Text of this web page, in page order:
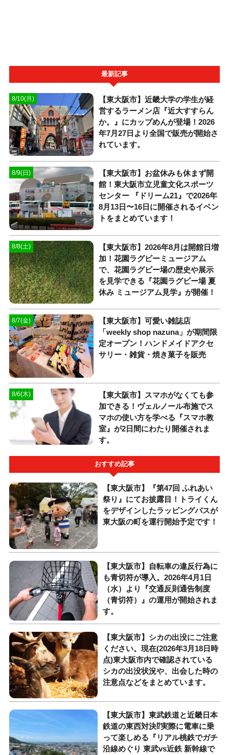
最新記事
8/10(月)
【東大阪市】近畿大学の学生が経
営するラーメン店『近大すすらん
か。』にカップめんが登場！2026
年7月27日より全国で販売が開始さ
れています。
8/9(日)
【東大阪市】お盆休みも休まず開
館！東大阪市立児童文化スポーツ
センター 『ドリーム21』で2026年
8月13日〜16日に開催されるイベン
トをまとめています！
8/8(土)
【東大阪市】2026年8月は開館日増
加！花園ラグビーミュージアム
で、花園ラグビー場の歴史や展示
を見学できる『花園ラグビー場 夏
休み ミュージアム見学』が開催！
8/7(金)
【東大阪市】可愛い雑誌店
「weekly shop nazuna」が期間限
定オープン！ハンドメイドアクセ
サリー・雑貨・焼き菓子を販売
8/6(木)
【東大阪市】スマホがなくても参
加できる！ヴェルノール布施でス
マホの使い方を学べる『スマホ教
室』が2日間にわたり開催されま
す。
おすすめ記事
【東大阪市】『第47回 ふれあい
祭り』にてお披露目！トライくん
をデザインしたラッピングバスが
東大阪の町を運行開始予定です！
【東大阪市】自転車の違反行為に
も青切符が導入。2026年4月1日
（水）より『交通反則通告制度
（青切符）』の運用が開始されま
す。
【東大阪市】シカの出没にご注意
ください。現在(2026年3月18日時
点)東大阪市内で確認されている
シカの出没状況や、出会した時の
注意点などをまとめています。
【東大阪市】東武鉄道と近畿日本
鉄道の東西対決⁉︎実際に電車に乗
って楽しめる『リアル桃鉄でガチ
沿線めぐり 東武vs近鉄 新幹線で